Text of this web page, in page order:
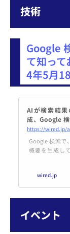
だわりで選んだ
の書店も登場
ブックセンタ
介。
技術
Google
て知っ
4年5月
AIが検索結果
成、Google
ews」につい
こと
Google 検索で
概要を生成し
情報を表示す
と、検索結果
wired.jp
イベント